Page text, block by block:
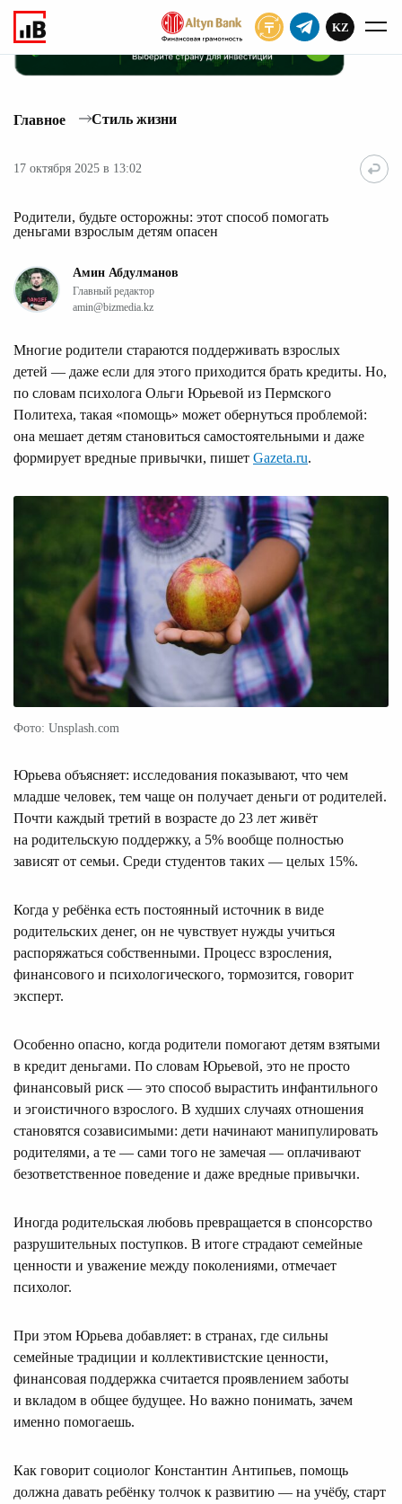
KZ
Главное Стиль жизни
17 октября 2025 в 13:02
Родители, будьте осторожны: этот способ помогать
деньгами взрослым детям опасен
Амин Абдулманов
Главный редактор
amin@bizmedia.kz
Многие родители стараются поддерживать взрослых
детей — даже если для этого приходится брать кредиты. Но,
по словам психолога Ольги Юрьевой из Пермского
Политеха, такая «помощь» может обернуться проблемой:
она мешает детям становиться самостоятельными и даже
формирует вредные привычки, пишет Gazeta.ru.
Фото: Unsplash.com
Юрьева объясняет: исследования показывают, что чем
младше человек, тем чаще он получает деньги от родителей.
Почти каждый третий в возрасте до 23 лет живёт
на родительскую поддержку, а 5% вообще полностью
зависят от семьи. Среди студентов таких — целых 15%.
Когда у ребёнка есть постоянный источник в виде
родительских денег, он не чувствует нужды учиться
распоряжаться собственными. Процесс взросления,
финансового и психологического, тормозится, говорит
эксперт.
Особенно опасно, когда родители помогают детям взятыми
в кредит деньгами. По словам Юрьевой, это не просто
финансовый риск — это способ вырастить инфантильного
и эгоистичного взрослого. В худших случаях отношения
становятся созависимыми: дети начинают манипулировать
родителями, а те — сами того не замечая — оплачивают
безответственное поведение и даже вредные привычки.
Иногда родительская любовь превращается в спонсорство
разрушительных поступков. В итоге страдают семейные
ценности и уважение между поколениями, отмечает
психолог.
При этом Юрьева добавляет: в странах, где сильны
семейные традиции и коллективистские ценности,
финансовая поддержка считается проявлением заботы
и вкладом в общее будущее. Но важно понимать, зачем
именно помогаешь.
Как говорит социолог Константин Антипьев, помощь
должна давать ребёнку толчок к развитию — на учёбу, старт